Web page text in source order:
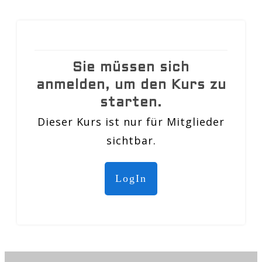
Sie müssen sich
anmelden, um den Kurs zu
starten.
Dieser Kurs ist nur für Mitglieder
sichtbar.
LogIn